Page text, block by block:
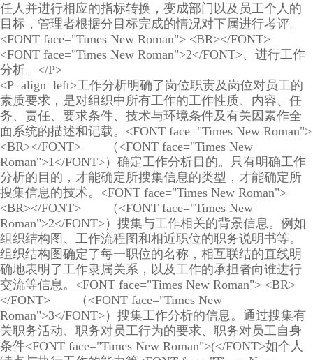
任人并进行相应的指标转换，变成部门以及员工个人的
目标，管理者根据分目标完成的情况对下属进行考评。
<FONT face="Times New Roman"> <BR></FONT>
<FONT face="Times New Roman">2</FONT>、进行工作
分析。</P>
<P align=left>工作分析明确了岗位职责及岗位对员工的
素质要求，是对组织中所有工作的工作性质、内容、任
务、责任、要求条件、技术与环境条件及有关因素作全
面系统的描述和记载。<FONT face="Times New Roman">
<BR></FONT> （<FONT face="Times New
Roman">1</FONT>）确定工作分析目的。只有明确工作
分析的目的，才能确定所搜集信息的类型，才能确定所
搜集信息的技术。<FONT face="Times New Roman">
<BR></FONT> （<FONT face="Times New
Roman">2</FONT>）搜集与工作相关的背景信息。例如
组织结构图、工作流程图和相近职位的职务说明书等。
组织结构图确定了每一职位的名称，相互联结的直线明
确地表明了工作隶属关系，以及工作的承担者向谁进行
交流等信息。<FONT face="Times New Roman"> <BR>
</FONT> （<FONT face="Times New
Roman">3</FONT>）搜集工作分析的信息。通过搜集有
关职务活动、职务对员工行为的要求、职务对员工自身
条件<FONT face="Times New Roman">(</FONT>如个人